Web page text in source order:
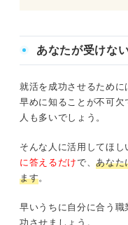
あなたが受けな
就活を成功させるため
早めに知ることが不可
人も多いでしょう。
そんな人に活用してほし
に答えるだけで、あなた
ます。
早いうちに自分に合う
功させましょう。